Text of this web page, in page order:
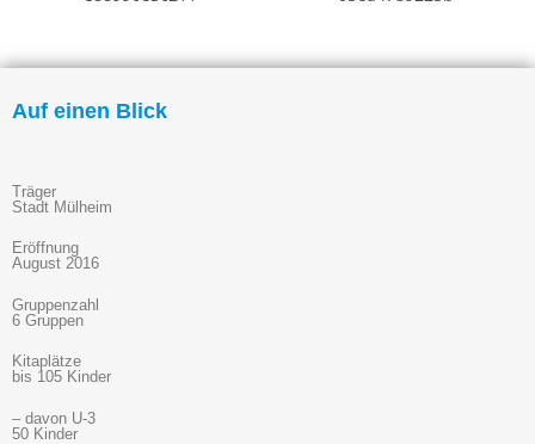
Auf einen Blick
Träger
Stadt Mülheim
Eröffnung
August 2016
Gruppenzahl
6 Gruppen
Kitaplätze
bis 105 Kinder
– davon U-3
50 Kinder